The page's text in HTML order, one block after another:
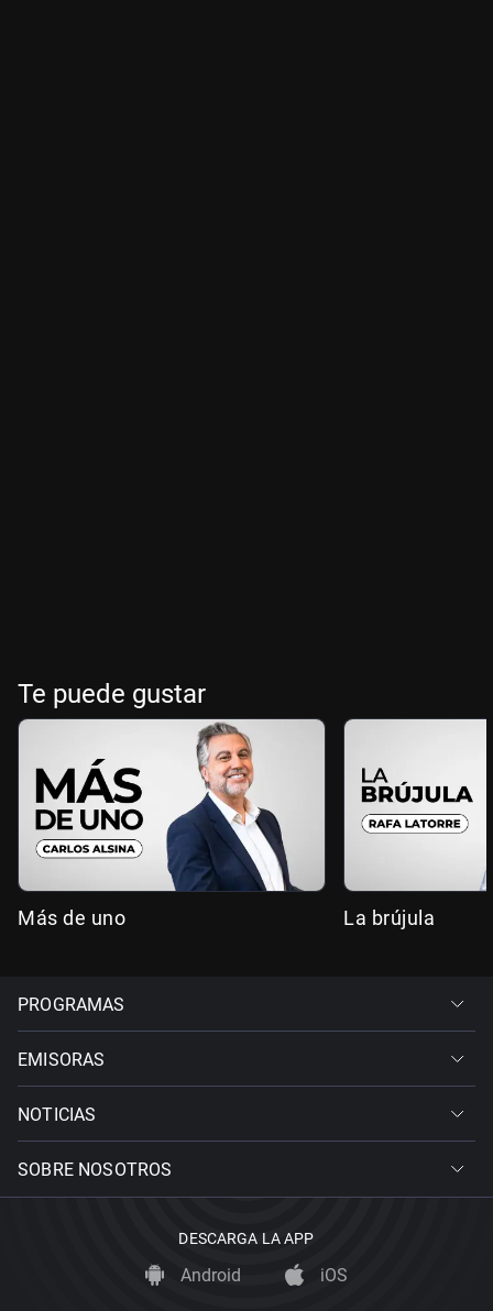
Te puede gustar
Más de uno La brújula
PROGRAMAS
EMISORAS
NOTICIAS
SOBRE NOSOTROS
DESCARGA LA APP
Android iOS